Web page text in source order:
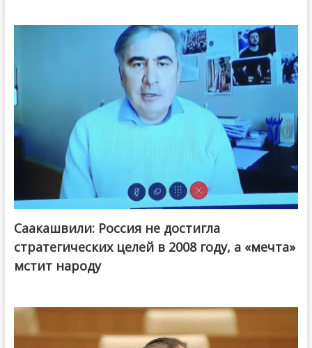
Саакашвили: Россия не достигла
стратегических целей в 2008 году, а «мечта»
мстит народу